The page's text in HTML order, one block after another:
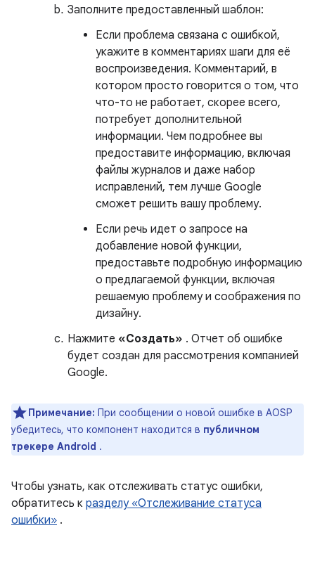
Заполните предоставленный шаблон:
Если проблема связана с ошибкой,
укажите в комментариях шаги для её
воспроизведения. Комментарий, в
котором просто говорится о том, что
что-то не работает, скорее всего,
потребует дополнительной
информации. Чем подробнее вы
предоставите информацию, включая
файлы журналов и даже набор
исправлений, тем лучше Google
сможет решить вашу проблему.
Если речь идет о запросе на
добавление новой функции,
предоставьте подробную информацию
о предлагаемой функции, включая
решаемую проблему и соображения по
дизайну.
Нажмите «Создать» . Отчет об ошибке
будет создан для рассмотрения компанией
Google.
Примечание: При сообщении о новой ошибке в AOSP
убедитесь, что компонент находится в публичном
трекере Android .
Чтобы узнать, как отслеживать статус ошибки,
обратитесь к разделу «Отслеживание статуса
ошибки» .